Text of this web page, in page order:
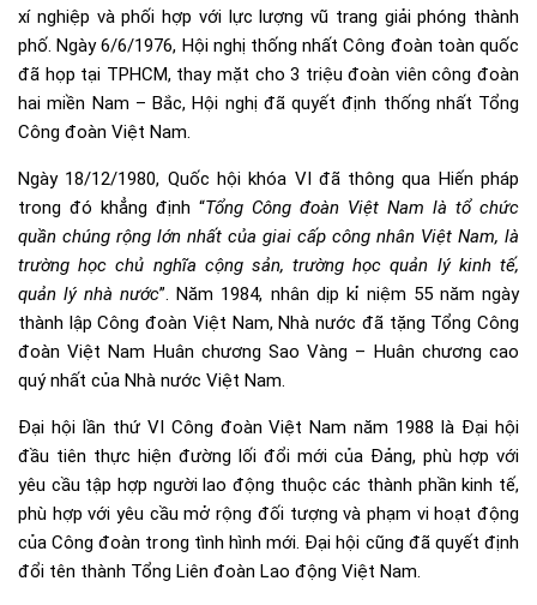
xí nghiệp và phối hợp với lực lượng vũ trang giải phóng thành
phố. Ngày 6/6/1976, Hội nghị thống nhất Công đoàn toàn quốc
đã họp tại TPHCM, thay mặt cho 3 triệu đoàn viên công đoàn
hai miền Nam – Bắc, Hội nghị đã quyết định thống nhất Tổng
Công đoàn Việt Nam.
Ngày 18/12/1980, Quốc hội khóa VI đã thông qua Hiến pháp
trong đó khẳng định “Tổng Công đoàn Việt Nam là tổ chức
quần chúng rộng lớn nhất của giai cấp công nhân Việt Nam, là
trường học chủ nghĩa cộng sản, trường học quản lý kinh tế,
quản lý nhà nước”. Năm 1984, nhân dịp kỉ niệm 55 năm ngày
thành lập Công đoàn Việt Nam, Nhà nước đã tặng Tổng Công
đoàn Việt Nam Huân chương Sao Vàng – Huân chương cao
quý nhất của Nhà nước Việt Nam.
Đại hội lần thứ VI Công đoàn Việt Nam năm 1988 là Đại hội
đầu tiên thực hiện đường lối đổi mới của Đảng, phù hợp với
yêu cầu tập hợp người lao động thuộc các thành phần kinh tế,
phù hợp với yêu cầu mở rộng đối tượng và phạm vi hoạt động
của Công đoàn trong tình hình mới. Đại hội cũng đã quyết định
đổi tên thành Tổng Liên đoàn Lao động Việt Nam.